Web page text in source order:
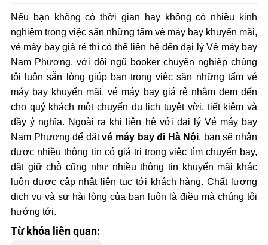
Nếu bạn không có thời gian hay không có nhiều kinh
nghiệm trong việc săn những tấm vé máy bay khuyến mãi,
vé máy bay giá rẻ thì có thể liên hệ đến đại lý Vé máy bay
Nam Phương, với đội ngũ booker chuyên nghiệp chúng
tôi luôn sẵn lòng giúp bạn trong việc săn những tấm vé
máy bay khuyến mãi, vé máy bay giá rẻ nhằm đem đến
cho quý khách một chuyến du lịch tuyệt vời, tiết kiệm và
đầy ý nghĩa. Ngoài ra khi liên hệ với đại lý Vé máy bay
Nam Phương để đặtvé máy bay đi Hà Nội, bạn sẽ nhận
được nhiều thông tin có giá trị trong việc tìm chuyến bay,
đặt giữ chỗ cũng như nhiều thông tin khuyến mãi khác
luôn được cập nhật liên tục tới khách hàng. Chất lượng
dịch vụ và sự hài lòng của bạn luôn là điều mà chúng tôi
hướng tới.
Từ khóa liên quan: